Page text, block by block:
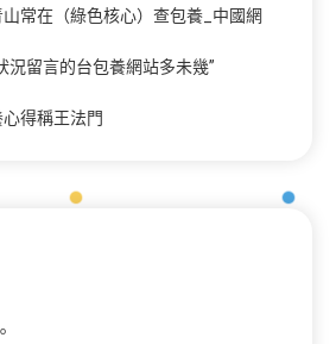
常在（綠色核心）查包養_中國網
況留言的台包養網站多未幾”
得稱王法門